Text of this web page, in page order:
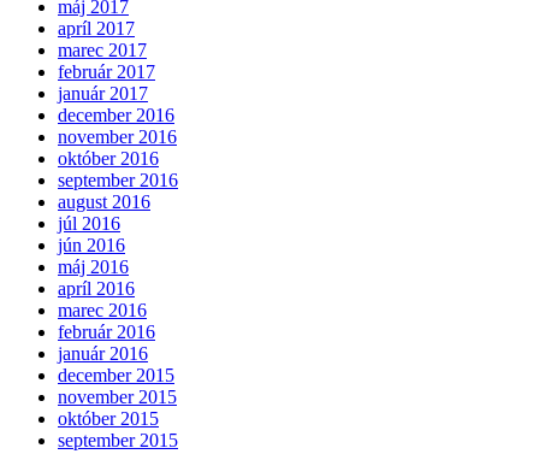
máj 2017
apríl 2017
marec 2017
február 2017
január 2017
december 2016
november 2016
október 2016
september 2016
august 2016
júl 2016
jún 2016
máj 2016
apríl 2016
marec 2016
február 2016
január 2016
december 2015
november 2015
október 2015
september 2015